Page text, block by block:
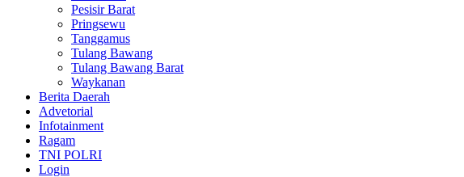
Pesisir Barat
Pringsewu
Tanggamus
Tulang Bawang
Tulang Bawang Barat
Waykanan
Berita Daerah
Advetorial
Infotainment
Ragam
TNI POLRI
Login